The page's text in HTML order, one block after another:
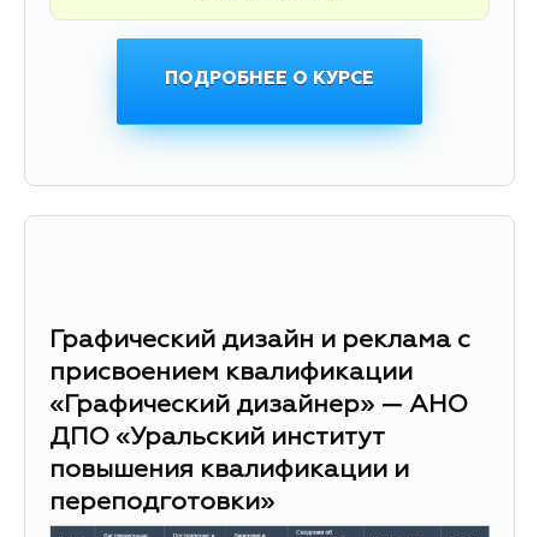
ПОДРОБНЕЕ О КУРСЕ
Графический дизайн и реклама с
присвоением квалификации
«Графический дизайнер» — АНО
ДПО «Уральский институт
повышения квалификации и
переподготовки»